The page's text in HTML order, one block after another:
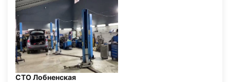
СТО Лобненская